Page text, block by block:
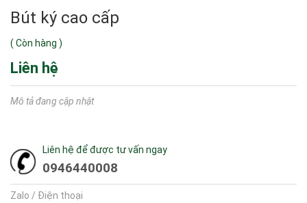
Bút ký cao cấp
( Còn hàng )
Liên hệ
Mô tả đang cập nhật
Liên hệ để được tư vấn ngay
0946440008
Zalo / Điện thoại